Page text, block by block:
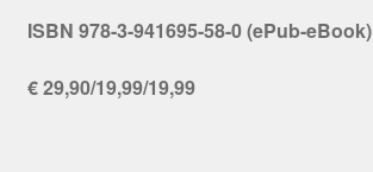
ISBN 978-3-941695-58-0 (ePub-eBook)
€ 29,90/19,99/19,99